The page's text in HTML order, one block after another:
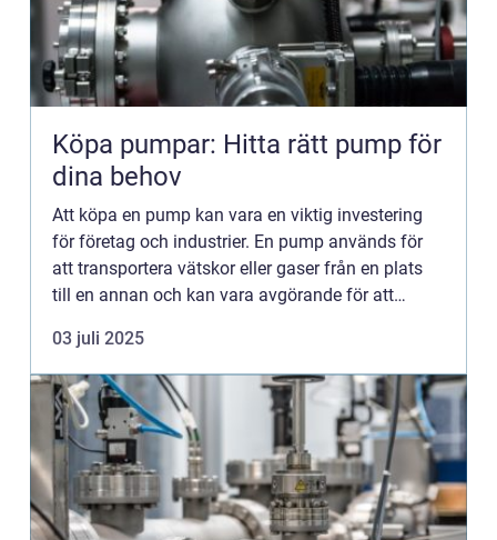
Köpa pumpar: Hitta rätt pump för
dina behov
Att köpa en pump kan vara en viktig investering
för företag och industrier. En pump används för
att transportera vätskor eller gaser från en plats
till en annan och kan vara avgörande för att
03 juli 2025